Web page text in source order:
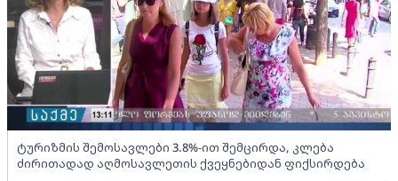
ტურიზმის შემოსავლები 3.8%-ით შემცირდა, კლება
ძირითადად აღმოსავლეთის ქვეყნებიდან ფიქსირდება